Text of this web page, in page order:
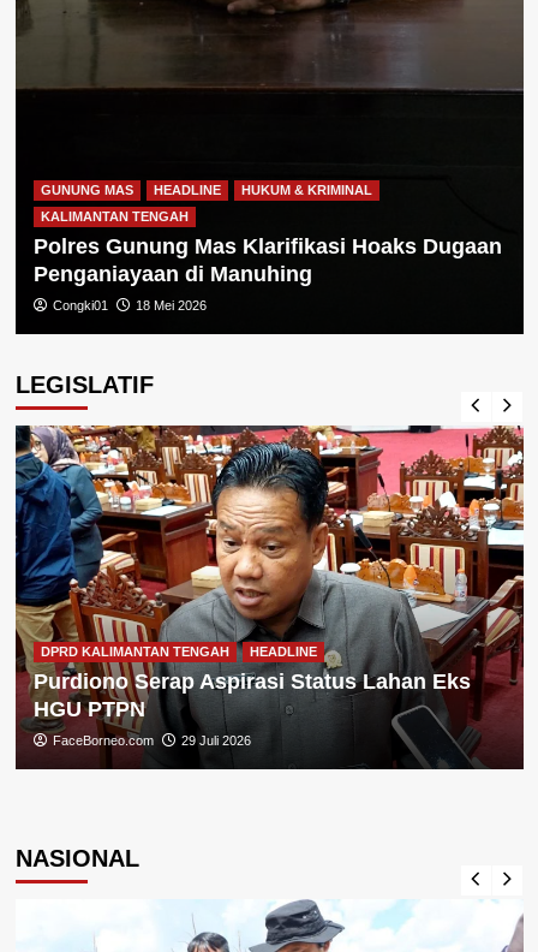
GUNUNG MAS HEADLINE
HUKUM & KRIMINAL
KALIMANTAN TENGAH
Polres Gunung Mas Klarifikasi Hoaks Dugaan
Penganiayaan di Manuhing
Congki01 18 Mei 2026
LEGISLATIF
DPRD KALIMANTAN TENGAH HEADLINE
Purdiono Serap Aspirasi Status Lahan Eks
HGU PTPN
FaceBorneo.com 29 Juli 2026
NASIONAL